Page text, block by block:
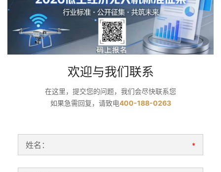
欢迎与我们联系
在这里，提交您的问题，我们会尽快联系您
如果急需回复，请致电400-188-0263
姓名： *